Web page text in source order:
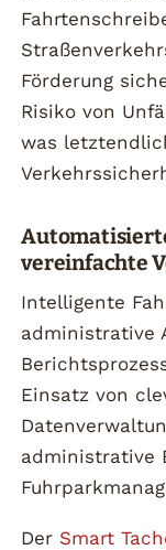
Förderung
Risiko von
was
vereinfachte
Intelligente
administrative
Einsatz von
administrative
Der Smart